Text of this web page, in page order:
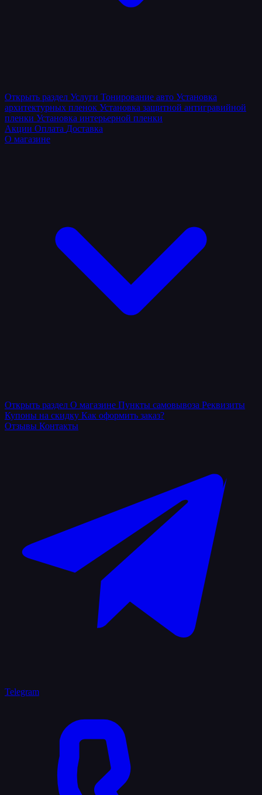
Открыть раздел Услуги Тонирование авто Установка
архитектурных пленок Установка защитной антигравийной
пленки Установка интерьерной пленки
Акции Оплата Доставка
О магазине
Открыть раздел О магазине Пункты самовывоза Реквизиты
Купоны на скидку Как оформить заказ?
Отзывы Контакты
Telegram